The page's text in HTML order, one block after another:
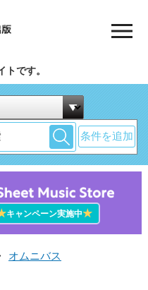
です。
条件を追加
キャンペーン実施中★
オムニバス